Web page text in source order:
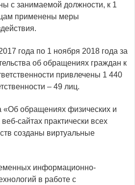
с занимаемой должности, к 1
применены меры
года по 1 ноября 2018 года за
об обращениях граждан к
привлечены 1 440
– 49 лиц.
«Об обращениях физических и
сайтах практически всех
созданы виртуальные
информационно-
в работе с